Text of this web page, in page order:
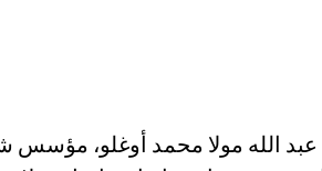
الله مولا محمد أوغلو، مؤسس